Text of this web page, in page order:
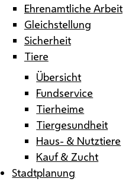
Ehrenamtliche Arbeit
Gleichstellung
Sicherheit
Tiere
Übersicht
Fundservice
Tierheime
Tiergesundheit
Haus- & Nutztiere
Kauf & Zucht
Stadtplanung